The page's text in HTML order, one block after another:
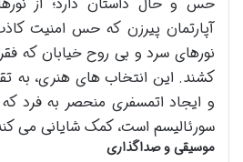
آپارتمان پیرزن که حس امنیت
نورهای سرد و بی روح خیابان که
کشند. این انتخاب های هنری، به
و ایجاد اتمسفری منحصر به فرد که
سورئالیسم است، کمک شایانی می
موسیقی و صداگذاری